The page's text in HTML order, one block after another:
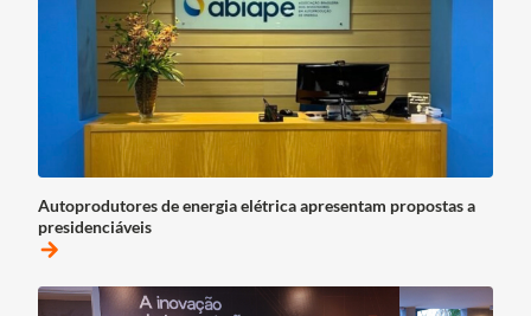
Autoprodutores de energia elétrica apresentam propostas a
presidenciáveis
arrow_forward